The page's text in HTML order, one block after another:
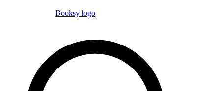
Booksy logo